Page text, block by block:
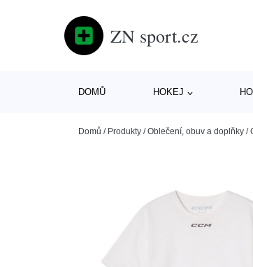
ZN sport.cz
DOMŮ HOKEJ
Domů / Produkty /Oblečení, obuv a doplňky /